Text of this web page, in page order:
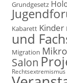
Grundgesetz
Kabarett Kinder
und
Migration
Salon
Rechtsextremismus